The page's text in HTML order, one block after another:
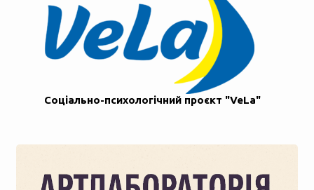
Соціально-психологічний проєкт "VeLa"